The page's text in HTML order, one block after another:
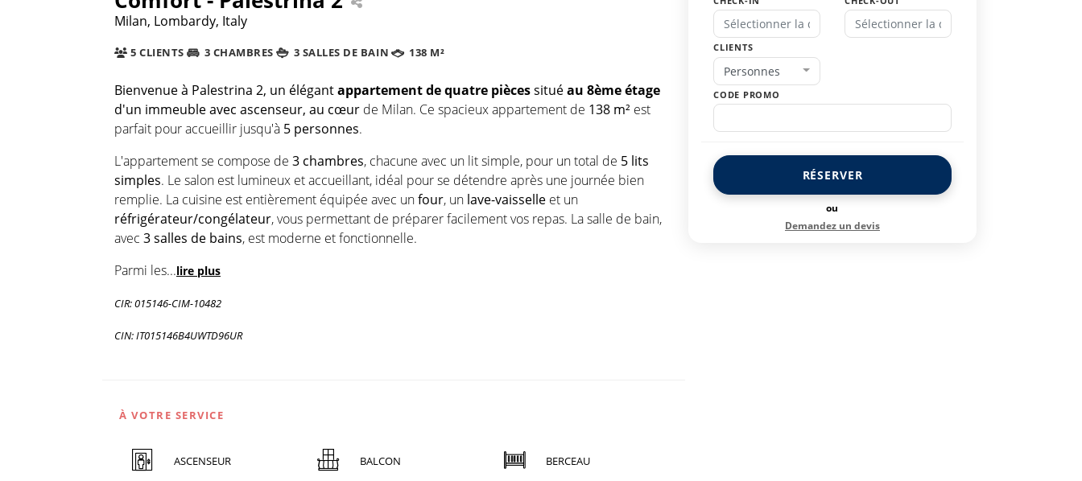
Milan, Lombardy, Italy
5 CLIENTS 3 CHAMBRES 3 SALLES DE BAIN 138 M²
Bienvenue à Palestrina 2, un élégantappartement de quatre piècessituéau 8ème étage
d'un immeuble avec ascenseur, au cœur de Milan. Ce spacieux appartement de 138 m² est
parfait pour accueillir jusqu'à 5 personnes.
L'appartement se compose de 3 chambres, chacune avec un lit simple, pour un total de 5 lits
simples. Le salon est lumineux et accueillant, idéal pour se détendre après une journée bien
remplie. La cuisine est entièrement équipée avec unfour, un lave-vaisselle et un
réfrigérateur/congélateur, vous permettant de préparer facilement vos repas. La salle de bain,
avec 3 salles de bains, est moderne et fonctionnelle.
Parmi les...lire plus
CIR: 015146-CIM-10482
CIN: IT015146B4UWTD96UR
À VOTRE SERVICE
ASCENSEUR BALCON BERCEAU
CLIENTS
Personnes
CODE PROMO
RÉSERVER
ou
Demandez un devis